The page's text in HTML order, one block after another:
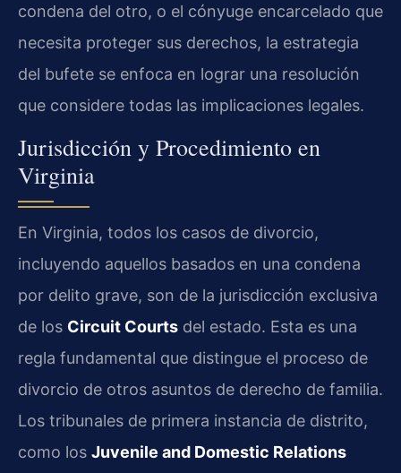
condena del otro, o el cónyuge encarcelado que
necesita proteger sus derechos, la estrategia
del bufete se enfoca en lograr una resolución
que considere todas las implicaciones legales.
Jurisdicción y Procedimiento en
Virginia
En Virginia, todos los casos de divorcio,
incluyendo aquellos basados en una condena
por delito grave, son de la jurisdicción exclusiva
de los Circuit Courts del estado. Esta es una
regla fundamental que distingue el proceso de
divorcio de otros asuntos de derecho de familia.
Los tribunales de primera instancia de distrito,
como los Juvenile and Domestic Relations